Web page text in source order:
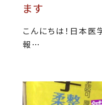
ます
こんにちは！日本
報…